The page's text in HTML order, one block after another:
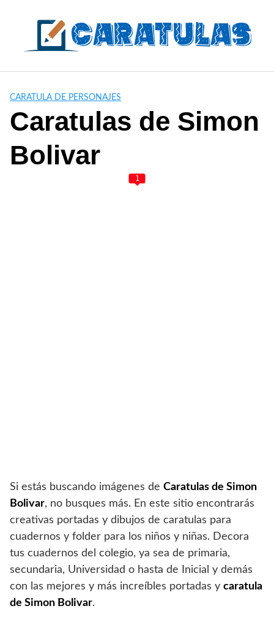
CARATULA DE PERSONAJES
Caratulas de Simon
Bolivar
Si estás buscando imágenes de Caratulas de Simon
Bolivar, no busques más. En este sitio encontrarás
creativas portadas y dibujos de caratulas para
cuadernos y folder para los niños y niñas. Decora
tus cuadernos del colegio, ya sea de primaria,
secundaria, Universidad o hasta de Inicial y demás
con las mejores y más increíbles portadas y caratula
de Simon Bolivar.
1